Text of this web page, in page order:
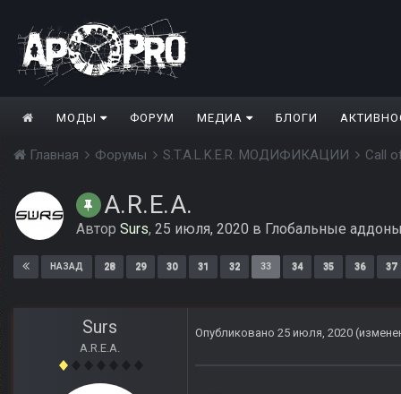
МОДЫ ФОРУМ МЕДИА БЛОГИ
Главная Форумы S.T.A.L.K.E.R. МОДИФИКАЦИИ Call
A.R.E.A.
Автор Surs, 25 июля, 2020 в Глобальные
НАЗАД 28 29 30 31 32 33 34 35 36 37
Surs
A.R.E.A.
Опубликовано 25 июля, 2020